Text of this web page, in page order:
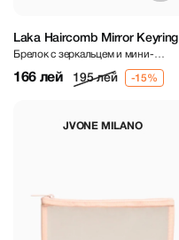
Laka Haircomb Mirror Keyring
Брелок с зеркальцем и мини-
166 лей 195 лей
JVONE MILANO